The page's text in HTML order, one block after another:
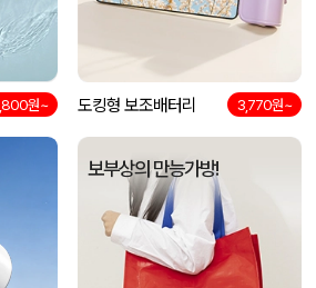
원~ 도킹형 보조배터리 3,770원~
보부상의 만능가방!